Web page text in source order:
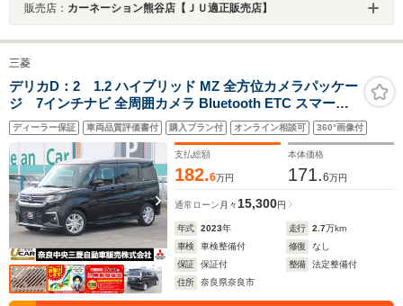
販売店： カーネーション熊谷店【ＪＵ適正販売店】
三菱
デリカD：2 1.2 ハイブリッド MZ 全方位カメラパッケー
ジ 7インチナビ 全周囲カメラ Bluetooth ETC スマート
キー プッシュスタート ヘッドアップディスプレイ USB
充電ポート ステアリングリモコン シートバックテーブル
リアサーキュレーター 純正15インチアルミホイール
ディーラー保証 車両品質評価書付 購入プラン付 オンライン相談可 360°画像付
支払総額
182.6万円
本体価格
171.6万円
通常ローン 月々 15,300円
年式 2023年 走行 2.7万km
車検
車検整備付 修復
なし
保証
保証付 整備
法定整備付
住所
奈良県奈良市